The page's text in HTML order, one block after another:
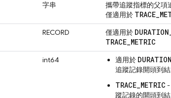
字串
攜帶追蹤指標的父項
僅適用於 TRACE_
RECORD 僅適用於 DURATION
TRACE_METRIC
int64 適用於
追蹤記錄開頭到
TRACE_METRIC -
蹤記錄的開頭到